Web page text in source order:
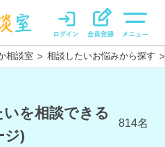
相談室 > 相談したいお悩みから探す >
を相談できる
ジ)
814名